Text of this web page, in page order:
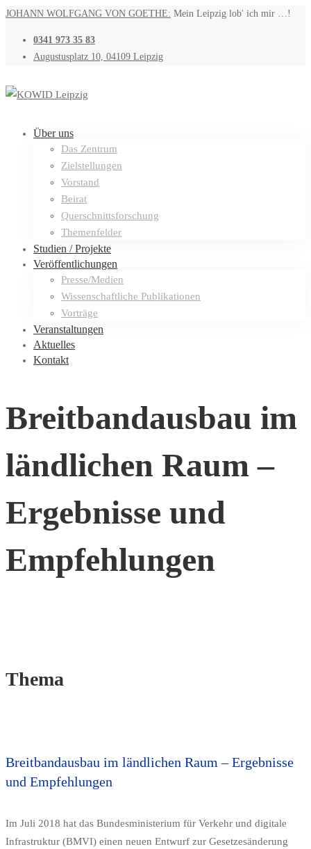
JOHANN WOLFGANG VON GOETHE: Mein Leipzig lob' ich mir …!
0341 973 35 83
Augustusplatz 10, 04109 Leipzig
Über uns
Das Zentrum
Zielstellungen
Vorstand
Beirat
Querschnittsforschung
Themenfelder
Studien / Projekte
Veröffentlichungen
Presse/Medien
Wissenschaftliche Publikationen
Vorträge
Veranstaltungen
Aktuelles
Kontakt
Breitbandausbau im
ländlichen Raum –
Ergebnisse und
Empfehlungen
Thema
Breitbandausbau im ländlichen Raum – Ergebnisse
und Empfehlungen
Im Juli 2018 hat das Bundesministerium für Verkehr und digitale
Infrastruktur (BMVI) einen neuen Entwurf zur Gesetzesänderung